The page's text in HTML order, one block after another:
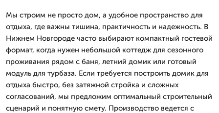
Мы строим не просто дом, а удобное пространство для
отдыха, где важны тишина, практичность и надежность. В
Нижнем Новгороде часто выбирают компактный гостевой
формат, когда нужен небольшой коттедж для сезонного
проживания рядом с баня, летний домик или готовый
модуль для турбаза. Если требуется построить домик для
отдыха быстро, без затяжной стройка и сложных
согласований, мы предложим оптимальный строительный
сценарий и понятную смету. Производство ведется с